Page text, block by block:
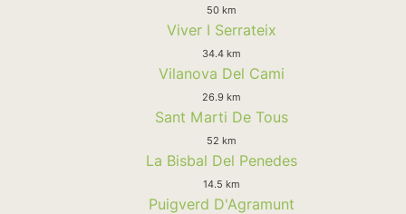
50 km
Viver I Serrateix
34.4 km
Vilanova Del Cami
26.9 km
Sant Marti De Tous
52 km
La Bisbal Del Penedes
14.5 km
Puigverd D'Agramunt